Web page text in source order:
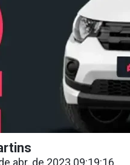
abr. de 2023 09:19:16